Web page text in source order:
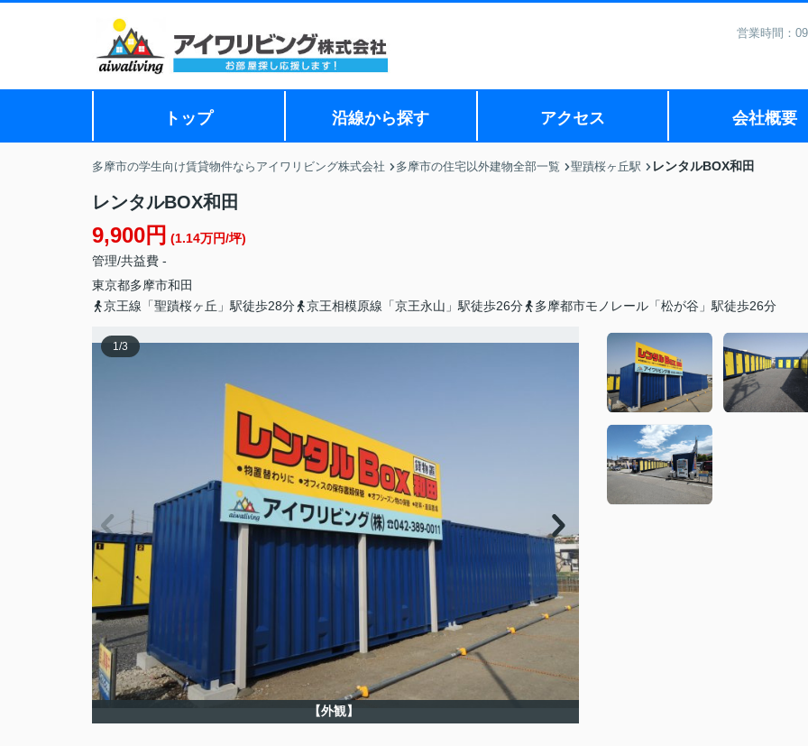
営業時間：
トップ 沿線から探す アクセス 会社概要
多摩市の学生向け賃貸物件ならアイワリビング株式会社 多摩市の住宅以外建物全部一覧 聖蹟桜ヶ丘駅 レンタルBOX和田
レンタルBOX和田
9,900円 (1.14万円/坪)
管理/共益費 -
東京都多摩市和田
京王線「聖蹟桜ヶ丘」駅徒歩28分
京王相模原線「京王永山」駅徒歩26分 多摩都市モノレール「松が谷」駅徒歩26分
1/3
【外観】